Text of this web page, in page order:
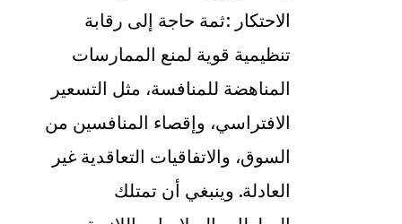
الاحتكار: ثمة حاجة إلى رقابة
تنظيمية قوية لمنع الممارسات
المناهضة للمنافسة، مثل التسعير
الافتراسي، وإقصاء المنافسين من
السوق، والاتفاقيات التعاقدية غير
العادلة. وينبغي أن تمتلك